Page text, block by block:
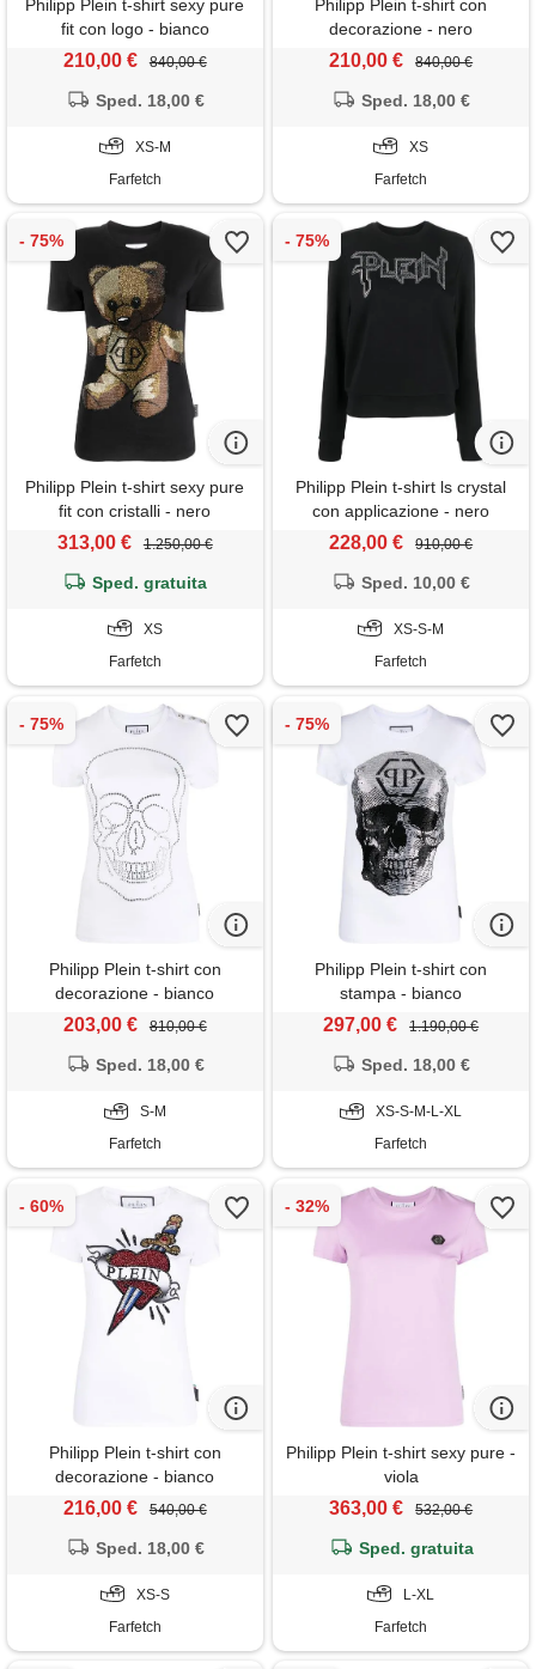
Philipp Plein t-shirt sexy pure
fit con logo - bianco
210,00 € 840,00 €
Sped. 18,00 €
XS-M
Farfetch
Philipp Plein t-shirt con
decorazione - nero
210,00 € 840,00 €
Sped. 18,00 €
XS
Farfetch
Philipp Plein t-shirt sexy pure
fit con cristalli - nero
313,00 € 1.250,00 €
Sped. gratuita
XS
Farfetch
Philipp Plein t-shirt ls crystal
con applicazione - nero
228,00 € 910,00 €
Sped. 10,00 €
XS-S-M
Farfetch
Philipp Plein t-shirt con
decorazione - bianco
203,00 € 810,00 €
Sped. 18,00 €
S-M
Farfetch
Philipp Plein t-shirt con
stampa - bianco
297,00 € 1.190,00 €
Sped. 18,00 €
XS-S-M-L-XL
Farfetch
Philipp Plein t-shirt con
decorazione - bianco
216,00 € 540,00 €
Sped. 18,00 €
XS-S
Farfetch
Philipp Plein t-shirt sexy pure -
viola
363,00 € 532,00 €
Sped. gratuita
L-XL
Farfetch